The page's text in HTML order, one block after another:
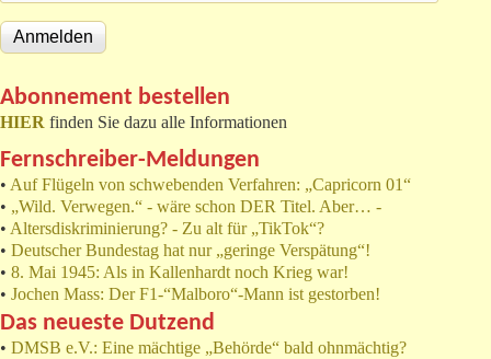
Abonnement bestellen
HIER finden Sie dazu alle Informationen
Fernschreiber-Meldungen
• Auf Flügeln von schwebenden Verfahren: „Capricorn 01“
• „Wild. Verwegen.“ - wäre schon DER Titel. Aber… -
• Altersdiskriminierung? - Zu alt für „TikTok“?
• Deutscher Bundestag hat nur „geringe Verspätung“!
• 8. Mai 1945: Als in Kallenhardt noch Krieg war!
• Jochen Mass: Der F1-“Malboro“-Mann ist gestorben!
Das neueste Dutzend
• DMSB e.V.: Eine mächtige „Behörde“ bald ohnmächtig?